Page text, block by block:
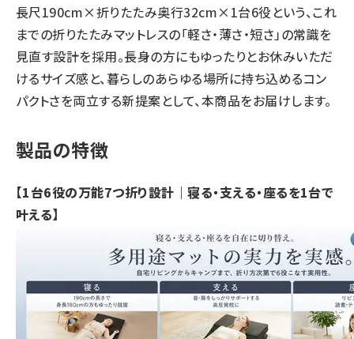
長尺190cm×折りたたみ奥行32cm×1台6役という、これ
までの折りたたみマットレスの「軽さ・薄さ・短さ」の常識を
見直す設計を採用。長身の方にもゆったりとお休みいただ
けるサイズ感と、暮らしのあらゆる場所に持ち込めるコン
パクトさを両立する新提案として、本商品をお届けします。
製品の特徴
【1台6役の万能7つ折り設計｜寝る・支える・座るを1台で
叶える】